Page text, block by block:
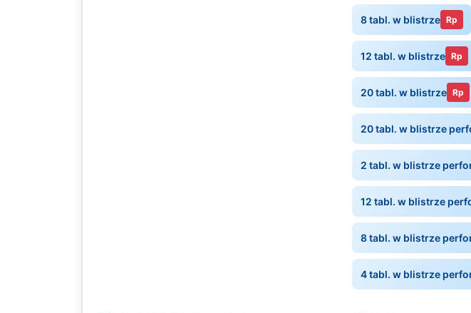
8 tabl. w blistrze Rp
12 tabl. w blistrze Rp
20 tabl. w blistrze Rp
20 tabl. w blistrze
2 tabl. w blistrze
12 tabl. w blistrze
8 tabl. w blistrze
4 tabl. w blistrze